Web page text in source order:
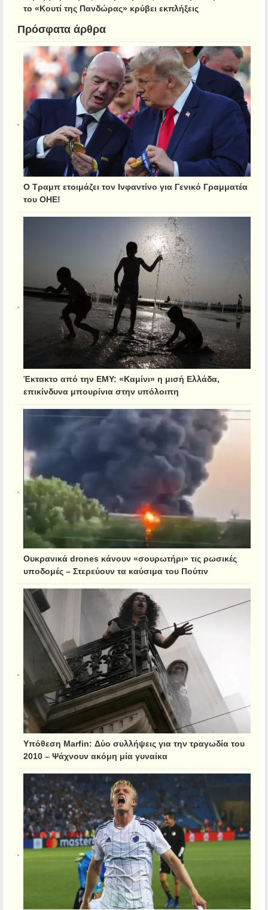
το «Κουτί της Πανδώρας» κρύβει εκπλήξεις
Πρόσφατα άρθρα
Ο Τραμπ ετοιμάζει τον Ινφαντίνο για Γενικό Γραμματέα
του ΟΗΕ!
Έκτακτο από την ΕΜΥ: «Καμίνι» η μισή Ελλάδα,
επικίνδυνα μπουρίνια στην υπόλοιπη
Ουκρανικά drones κάνουν «σουρωτήρι» τις ρωσικές
υποδομές – Στερεύουν τα καύσιμα του Πούτιν
Υπόθεση Marfin: Δύο συλλήψεις για την τραγωδία του
2010 – Ψάχνουν ακόμη μία γυναίκα